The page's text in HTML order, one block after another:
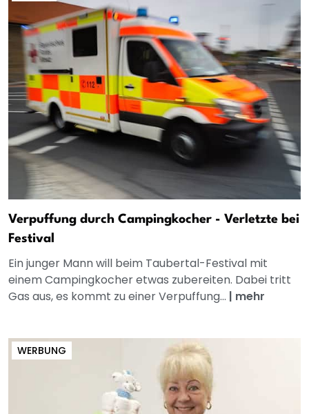
Verpuffung durch Campingkocher - Verletzte bei
Festival
Ein junger Mann will beim Taubertal-Festival mit
einem Campingkocher etwas zubereiten. Dabei tritt
Gas aus, es kommt zu einer Verpuffung... | mehr
WERBUNG